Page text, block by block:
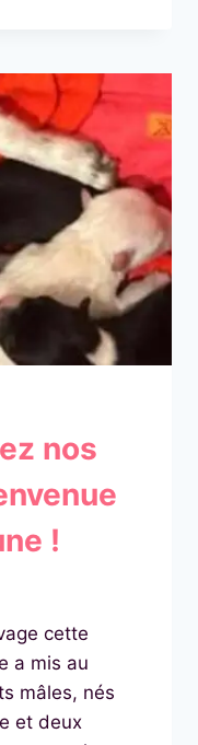
nos
!
cette
a mis au
mâles, nés
et deux